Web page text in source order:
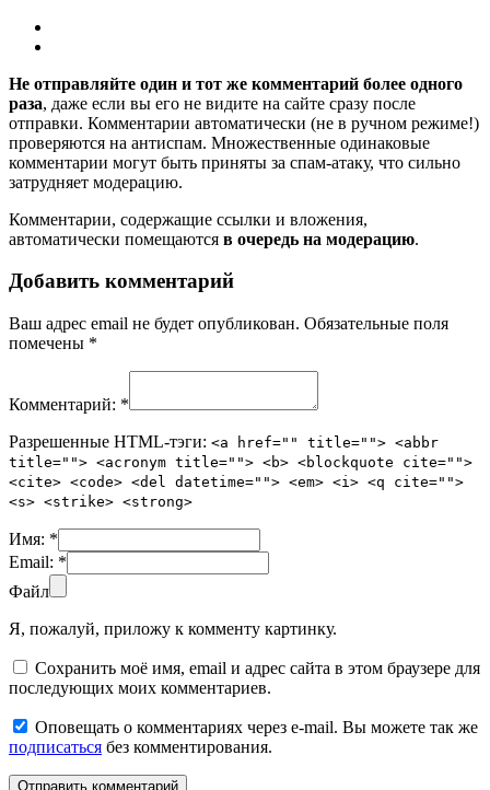
Не отправляйте один и тот же комментарий более одного
раза, даже если вы его не видите на сайте сразу после
отправки. Комментарии автоматически (не в ручном режиме!)
проверяются на антиспам. Множественные одинаковые
комментарии могут быть приняты за спам-атаку, что сильно
затрудняет модерацию.
Комментарии, содержащие ссылки и вложения,
автоматически помещаются в очередь на модерацию.
Добавить комментарий
Ваш адрес email не будет опубликован. Обязательные поля
помечены *
Комментарий: *
Разрешенные HTML-тэги: <a href="" title=""> <abbr
title=""> <acronym title=""> <b> <blockquote cite="">
<cite> <code> <del datetime=""> <em> <i> <q cite="">
<s> <strike> <strong>
Имя: *
Email: *
Файл
Я, пожалуй, приложу к комменту картинку.
Сохранить моё имя, email и адрес сайта в этом браузере для
последующих моих комментариев.
Оповещать о комментариях через e-mail. Вы можете так же
подписаться без комментирования.